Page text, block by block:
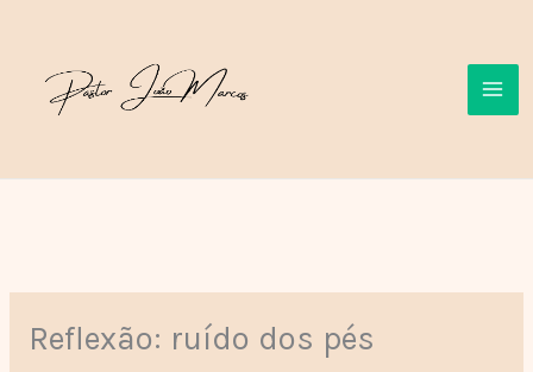
conteúdo
Reflexão: ruído dos pés